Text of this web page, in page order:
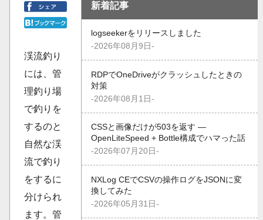
渓流釣り
には、管
理釣り場
で釣りを
するのと
自然な渓
流で釣り
をするに
分けられ
ます。管
新着記事
logseekerをリリースしました
-2026年08月9日-
RDPでOneDriveがクラッシュしたときの
対策
-2026年08月1日-
CSSと画像だけが503を返す —
OpenLiteSpeed + Bottle構成でハマった話
-2026年07月20日-
NXLog CEでCSVの操作ログをJSONに変
換してみた
-2026年05月31日-